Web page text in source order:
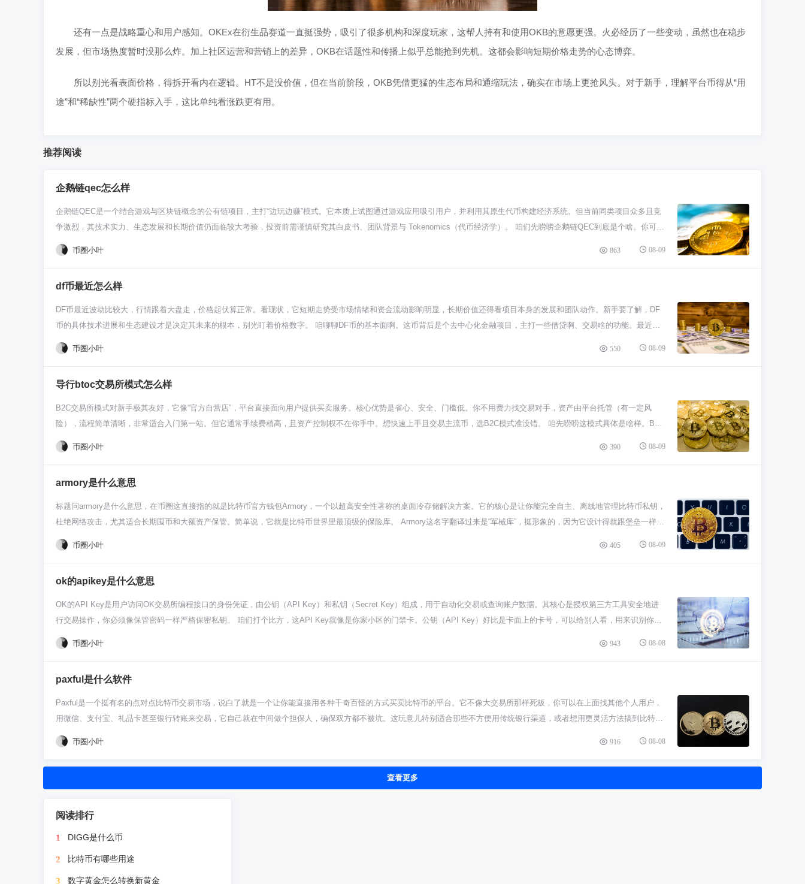
还有一点是战略重心和用户感知。OKEx在衍生品赛道一直挺强势，吸引了很多机构和深度玩家，这帮人持有和使用OKB的意愿更强。火必经历了一些变动，虽然也在稳步
发展，但市场热度暂时没那么炸。加上社区运营和营销上的差异，OKB在话题性和传播上似乎总能抢到先机。这都会影响短期价格走势的心态博弈。
所以别光看表面价格，得拆开看内在逻辑。HT不是没价值，但在当前阶段，OKB凭借更猛的生态布局和通缩玩法，确实在市场上更抢风头。对于新手，理解平台币得从“用
途”和“稀缺性”两个硬指标入手，这比单纯看涨跌更有用。
推荐阅读
企鹅链qec怎么样
企鹅链QEC是一个结合游戏与区块链概念的公有链项目，主打“边玩边赚”模式。它本质上试图通过游戏应用吸引用户，并利用其原生代币构建经济系统。但当前同类项目众多且竞
争激烈，其技术实力、生态发展和长期价值仍面临较大考验，投资前需谨慎研究其白皮书、团队背景与 Tokenomics（代币经济学）。 咱们先唠唠企鹅链QEC到底是个啥。你可以
把它理解成一个专门为游戏打造的区块链平台，它自己有一条独立的链。它的卖点就是让你在玩游戏的时候，能赚到链上的代币QEC。这想法其实不新鲜，就是之前挺火
的“GameFi”概念，把打游戏和金融结合了。所以，它到底怎么样，关键得看它上面的游戏好不好玩、吸不吸引人。如果游戏没人玩，那这个链和它的代币活力就会很弱，这是它最
就涉及到一个关键点：它的经济模型设计得合不合理。比如，玩家赚的币是哪里来的？会不会无限增发导致币价越来越低？如果设计得不好，很容易就变成“挖提卖”（挖出来就卖
掉），价格撑不住。所以看这类项目，别光听宣传，得去翻翻它的白皮书，看看代币怎么产生、怎么消耗，团队手里留了多少。 最后说说风险和机会。币圈新东西层出不穷，像
QEC这样的项目非常多。它的机会在于，如果真能出一两款爆款游戏，那整个链就盘活了。但风险也很明显：团队有没有做游戏和区块链的双重经验？技术靠不靠谱？现在发展到
或者干脆先当个观察者，看看它后续的发展再说。
币圈小叶 863 08-09
df币最近怎么样
DF币最近波动比较大，行情跟着大盘走，价格起伏算正常。看现状，它短期走势受市场情绪和资金流动影响明显，长期价值还得看项目本身的发展和团队动作。新手要了解，DF
币的具体技术进展和生态建设才是决定其未来的根本，别光盯着价格数字。 咱聊聊DF币的基本面啊。这币背后是个去中心化金融项目，主打一些借贷啊、交易啥的功能。最近市
场整体都挺动荡的，比特币一抖，DF币也跟着晃悠，这很正常。你要看的话，得多去他们的官网或者社区瞧瞧，看看开发者们是不是还在按时更新代码、推进之前吹过的牛。如果
生态没啥新东西，光靠喊口号，那肯定是不太稳当的。 再看看价格表现。DF币这阵子的K线图，上上下下画得跟心电图似的。这种震荡对老手可能不算啥，但对新手来说就有点吓
好。 那新手该怎么对待它呢？简单说就仨字：别上头。先把它当成一个学习样本，通过它了解项目怎么运作、币价受啥影响。真想投点钱，也得等你自己搞明白了，而不是看别人
喊“暴富”就冲。币圈机会多，坑也不少，第一步永远是保住本金，用你能亏得起的钱去尝试，心态才能不崩。 说到底，DF币和其他山寨币处境差不多。未来能不能起来，得看它能
不能在激烈的竞争中真的做出实用功能，吸引真实用户和资金。市场现在喜欢有实际用途、能解决真问题的项目。所以，持续关注它的路线图落地情况，比天天看盘猜涨跌靠谱多
币圈小叶 550 08-09
导行btoc交易所模式怎么样
B2C交易所模式对新手极其友好，它像“官方自营店”，平台直接面向用户提供买卖服务。核心优势是省心、安全、门槛低。你不用费力找交易对手，资产由平台托管（有一定风
险），流程简单清晰，非常适合入门第一站。但它通常手续费稍高，且资产控制权不在你手中。想快速上手且交易主流币，选B2C模式准没错。 咱先唠唠这模式具体是啥样。B2C
就是Business to Customer，交易所自己当大商家，手里囤着各种币。你想买币，就直接跟交易所下单，价格它来定，通常就一个实时报价。不用像在一些平台还得自己挂单等别
人来成交。这对新手来说巨方便，就跟在淘宝买东西一样，看中了支付就行，不用磨叽。平台把流动性的问题都给解决了，你永远不愁买不到或卖不掉，特别省时间。 那它吸引人
点，感觉上更靠谱，出了啥问题至少能找到客服（虽然可能回复慢）。对于刚进场、本金可能也不多的小白，这种“一站式”服务能让你快速感受市场，先把流程跑通，心态上不容
易慌。 当然啦，天下没有免费的午餐。这种省心的代价，一个是价格可能不是最优，平台报价通常会包含一点溢价作为它的利润。另一个关键点是，你的币是放在平台钱包里的，
说白了资产控制权在平台手上。这就得选那些信誉顶尖的大所，不然跑路了啥都没。而且，太省心了也可能让你懒得去学习真正的区块链资产自我保管知识，长期看这不是好事。
解并尝试去中心化钱包和交易所，体会真正“自己掌握私钥”的感觉。两种模式混着用，在不同场景下切换，才是圈内老鸟的常规操作。
币圈小叶 390 08-09
armory是什么意思
标题问armory是什么意思，在币圈这直接指的就是比特币官方钱包Armory，一个以超高安全性著称的桌面冷存储解决方案。它的核心是让你能完全自主、离线地管理比特币私钥，
杜绝网络攻击，尤其适合长期囤币和大额资产保管。简单说，它就是比特币世界里最顶级的保险库。 Armory这名字翻译过来是“军械库”，挺形象的，因为它设计得就跟堡垒一样。
它的核心玩法是“冷存储”。你的私钥生成和交易签名全在一台永不联网的电脑上完成，签好的交易数据用U盘拷贝到联网的机器上广播出去。这意味着黑客根本碰不到你的核心私
钥，再牛的网络攻击也白搭。对于新手来说，你刚开始可能用不上它，但当你币多了，开始琢磨怎么安全存放时，Armory就会进入你的视线。 用Armory，你对自己的资产有百分
能真就把币锁死了。所以圈里常开玩笑说，用Armory的人是真正信奉“Not your keys, not your coins”的硬核玩家。 不过现在很多新手会直接选硬件钱包，像Ledger、Trezor这些，
它们把安全和易用做了更好的平衡。Armory更像是一个时代的标杆，展示了比特币自我托管的极致安全理念。了解一下它，能让你深刻理解私钥管理和冷存储的真正含义。如果你
打算长期持有大量比特币，并且肯花时间学习，深入折腾一下Armory会是非常有价值的一课。
币圈小叶 405 08-09
ok的apikey是什么意思
OK的API Key是用户访问OK交易所编程接口的身份凭证，由公钥（API Key）和私钥（Secret Key）组成，用于自动化交易或查询账户数据。其核心是授权第三方工具安全地进
行交易操作，你必须像保管密码一样严格保密私钥。 咱们打个比方，这API Key就像是你家小区的门禁卡。公钥（API Key）好比是卡面上的卡号，可以给别人看，用来识别你的
身份。而私钥（Secret Key）就是开门的那个加密芯片，绝对不能泄露。当你用一些交易机器人或者分析软件的时候，你就得把这套钥匙给它，它才能帮你干活。但记住，给了钥
匙就等于给了操作权限，所以你得确保对方绝对可靠。 创建这串钥匙的过程不难，在你OK交易所账户的“安全设置”或“API管理”里就能找到。创建的时候，系统会让你选权限，比
险太高。 保管这套钥匙是天大的事。私钥一旦生成，平台就只显示一次，你必须复制保存到绝对安全的地方，比如离线的本子上或者密码管理器。千万别截图发到网上或者存电脑
里容易找的地方。网络上盯着你这把钥匙的黑客可多了。另外，定期更新（删除旧Key创建新Key）也是个好习惯。 别随便在来历不明的网站或软件里输入你的API Key。很多钓
鱼网站就专门模仿交易所页面骗你这个。只在你完全信任的、正规的交易工具上使用。如果你的Key不小心泄露了，或者怀疑有风险，别犹豫，立马去平台把它删了，重新生成一
币圈小叶 943 08-08
paxful是什么软件
Paxful是一个挺有名的点对点比特币交易市场，说白了就是一个让你能直接用各种千奇百怪的方式买卖比特币的平台。它不像大交易所那样死板，你可以在上面找其他个人用户，
用微信、支付宝、礼品卡甚至银行转账来交易，它自己就在中间做个担保人，确保双方都不被坑。这玩意儿特别适合那些不方便用传统银行渠道，或者想用更灵活方法搞到比特币
的新手。 这软件用起来是啥感觉呢？你可以把它想象成一个“比特币闲鱼”。你想买币，就上去看看谁在卖，挑个价格合适、支付方式你也觉得顺眼的人。支付方式那叫一个多，得
有三百多种吧，从线上支付到线下现金都有。你俩谈妥了，你把钱按卖家的要求打过去，然后你的比特币会被Paxful平台暂时锁在“托管”里。等你确认收到钱，平台才会把币放给
买家。这么一来，想耍赖皮骗钱或者骗币就不太容易了，对新人来说安全感足了很多。 那它跟必安、欧易那些大交易所有啥不一样？最大区别就是，大交易所是你跟平台做生意，
平台给你报价。而Paxful是让你跟全世界另一个真人直接打交道，价格、支付方式都是你俩自己商量着来。所以价格可能更灵活，有时候还能捡到漏。但这也意味着你得花点心
易记录看，尽量选那些完成交易多、好评率高的老用户。聊天和付款过程都尽量在Paxful的聊天框里进行，别被对方忽悠到微信或者QQ上去，不然出了问题平台可不好帮你。还
币圈小叶 916 08-08
查看更多
阅读排行
1 DIGG是什么币
2 比特币有哪些用途
3 数字黄金怎么转换新黄金